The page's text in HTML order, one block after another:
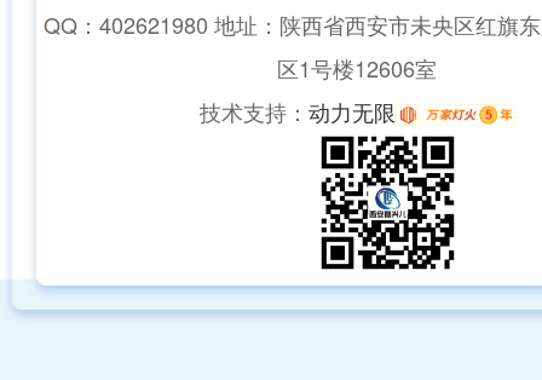
QQ：402621980 地址：陕西省西安市未央区红旗
区1号楼12606室
技术支持： 动力无限